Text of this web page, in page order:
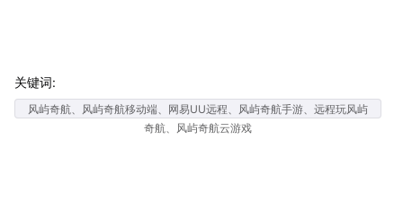
关键词:
风屿奇航、风屿奇航移动端、网易UU远程、风屿奇航手游、远程玩风屿
奇航、风屿奇航云游戏